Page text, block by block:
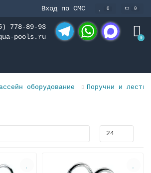
Вход по СМС 0 0
778-89-93
pools.ru
0
оборудование Поручни и